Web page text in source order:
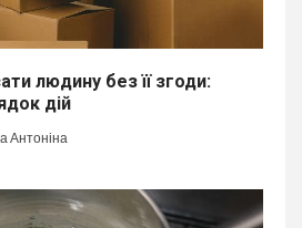
людину без її згоди:
дій
Антоніна